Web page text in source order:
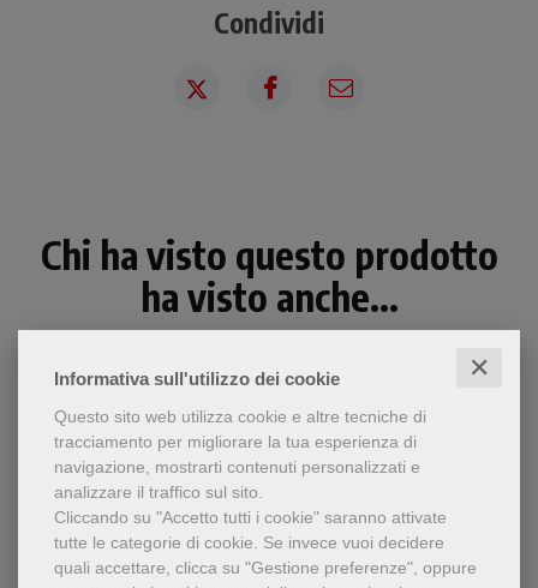
Informativa sull'utilizzo dei cookie ✕
Questo sito web utilizza cookie e altre tecniche di
tracciamento per migliorare la tua esperienza di
navigazione, mostrarti contenuti personalizzati e
analizzare il traffico sul sito.
Cliccando su "Accetto tutti i cookie" saranno attivate
tutte le categorie di cookie. Se invece vuoi decidere
quali accettare, clicca su "Gestione preferenze", oppure
Condividi
Chi ha visto questo prodotto
ha visto anche...